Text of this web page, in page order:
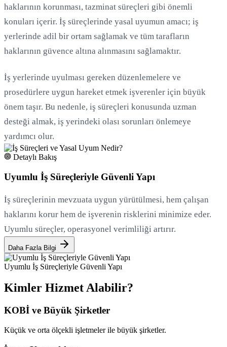
haklarının korunması, tazminat süreçleri gibi önemli
konuları içerir. İş süreçlerinde yasal uyumun amacı; iş
yerlerinde adil bir ortam sağlamak ve tüm tarafların
haklarının güvence altına alınmasını sağlamaktır.
İş yerlerinde uyulması gereken düzenlemelere ve
prosedürlere uygun hareket etmek işverenler için büyük
önem taşır. Bu nedenle, iş süreçleri konusunda uzman
desteği almak, iş yerindeki olası sorunları önlemeye
yardımcı olur.
Detaylı Bakış
Uyumlu İş Süreçleriyle Güvenli Yapı
İş süreçlerinin mevzuata uygun yürütülmesi, hem çalışan
haklarını korur hem de işverenin risklerini minimize eder.
Uyumlu süreçler, operasyonel verimliliği artırır.
Daha Fazla Bilgi
Uyumlu İş Süreçleriyle Güvenli Yapı
Kimler Hizmet Alabilir?
KOBİ ve Büyük Şirketler
Küçük ve orta ölçekli işletmeler ile büyük şirketler.